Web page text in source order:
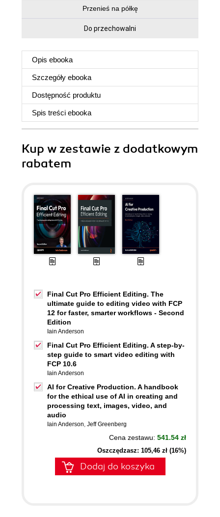
Przenieś na półkę
Do przechowalni
Opis ebooka
Szczegóły ebooka
Dostępność produktu
Spis treści ebooka
Kup w zestawie z dodatkowym
rabatem
Final Cut Pro Efficient Editing. The
ultimate guide to editing video with FCP
12 for faster, smarter workflows - Second
Edition
Iain Anderson
Final Cut Pro Efficient Editing. A step-by-
step guide to smart video editing with
FCP 10.6
Iain Anderson
AI for Creative Production. A handbook
for the ethical use of AI in creating and
processing text, images, video, and
audio
Iain Anderson, Jeff Greenberg
Cena zestawu: 541.54 zł
Oszczędzasz: 105,46 zł (16%)
Dodaj do koszyka